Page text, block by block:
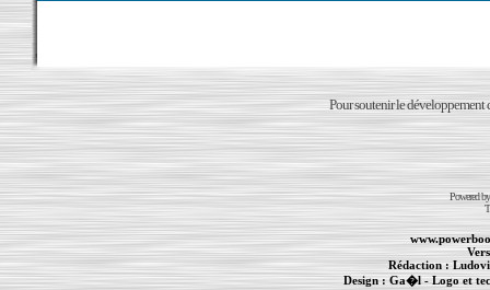
Pour soutenir le développement
Powered
Rédaction :
Design : Ga�l- Logo et